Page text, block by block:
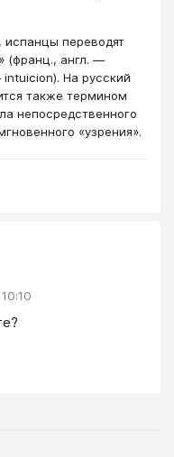
испанцы переводят
(франц., англ. —
На русский
также термином
непосредственного
«узрения».